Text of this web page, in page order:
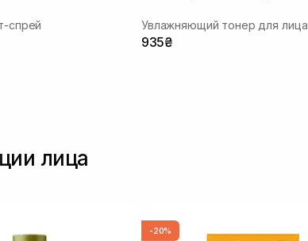
спрей Увлажняющий тонер для лица
935₴
лица
-20%